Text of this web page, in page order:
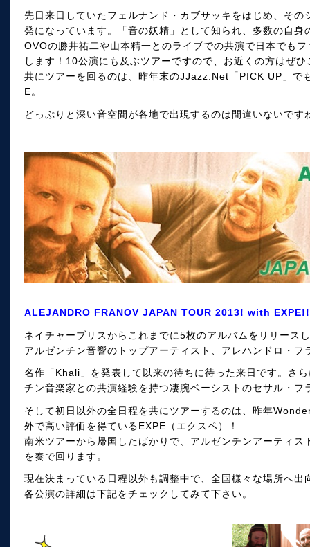
先日来日していたフェルナンド・カブサッキをはじめ、そ
発になっています。「音の妖精」として知られ、多数の自
OVOの勝井祐二や山本精一とのライブでの共演で日本でも
します！10公演にも及ぶツアーですので、お近くの方はぜ
共にツアーを回るのは、昨年末のJJazz.Net「PICK UP」で
E。
どっぷりと深い音空間が各地で出現するのは間違いないです
ALEJANDRO FRANOV JAPAN TOUR 2013! with EXPE!!
ネイチャーブリスからこれまでに5枚のアルバムをリリース
アルゼンチン音響のトップアーティスト、アレハンドロ・
名作「Khali」を発表して以来の待ちに待った来日です。さ
チン音楽家との共演経験を持つ凄腕ベーシストのセサル・フ
そして初日以外の全日程を共にツアーするのは、昨年
外で高い評価を得ているEXPE（エクスペ）！
南米ツアーから帰国したばかりで、アルゼンチンアーティ
を奏で回ります。
現在決まっている日程以外も調整中で、全国様々な場所へ出
各公演の詳細は下記をチェックしてみて下さい。